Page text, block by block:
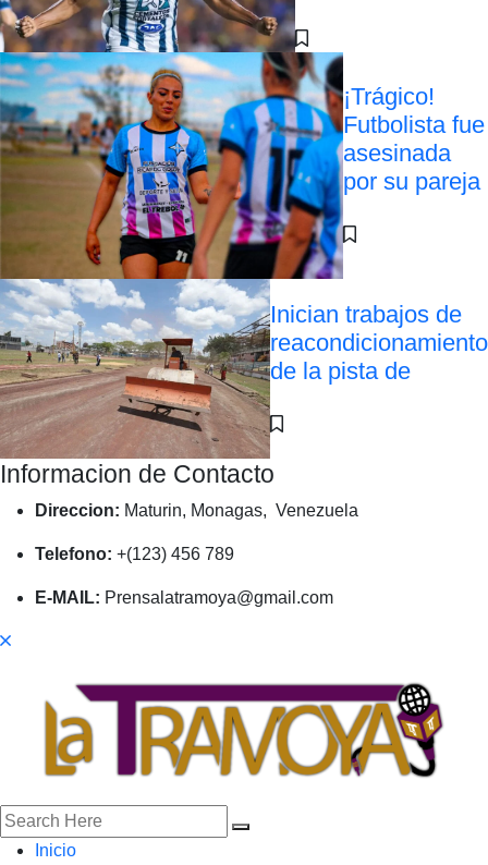
¡Trágico!
Futbolista fue
asesinada
por su pareja
Inician trabajos de
reacondicionamiento
de la pista de
Informacion de Contacto
Direccion: Maturin, Monagas, Venezuela
Telefono: +(123) 456 789
E-MAIL: Prensalatramoya@gmail.com
Inicio